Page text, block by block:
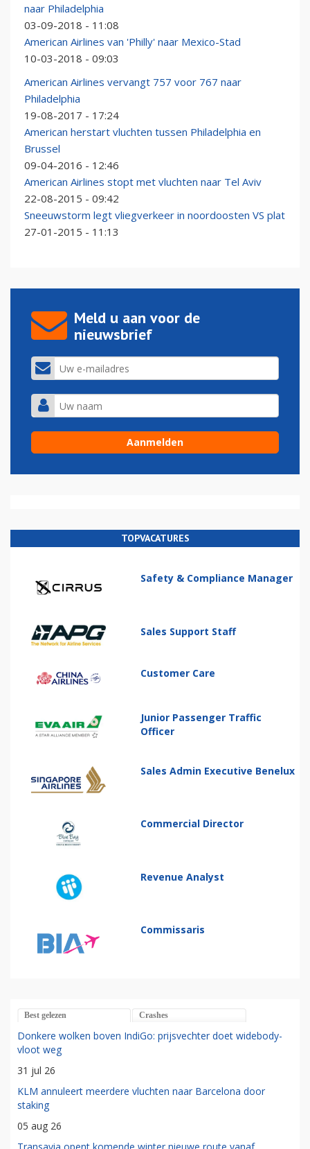
naar Philadelphia
03-09-2018 - 11:08
American Airlines van 'Philly' naar Mexico-Stad
10-03-2018 - 09:03
American Airlines vervangt 757 voor 767 naar
Philadelphia
19-08-2017 - 17:24
American herstart vluchten tussen Philadelphia en
Brussel
09-04-2016 - 12:46
American Airlines stopt met vluchten naar Tel Aviv
22-08-2015 - 09:42
Sneeuwstorm legt vliegverkeer in noordoosten VS plat
27-01-2015 - 11:13
Meld u aan voor de
nieuwsbrief
TOPVACATURES
Safety & Compliance Manager
Sales Support Staff
Customer Care
Junior Passenger Traffic
Officer
Sales Admin Executive Benelux
Commercial Director
Revenue Analyst
Commissaris
Best gelezen Crashes
Donkere wolken boven IndiGo: prijsvechter doet widebody-
vloot weg
31 jul 26
KLM annuleert meerdere vluchten naar Barcelona door
staking
05 aug 26